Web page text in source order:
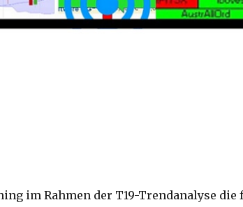
im Rahmen der T19-Trendanalyse die